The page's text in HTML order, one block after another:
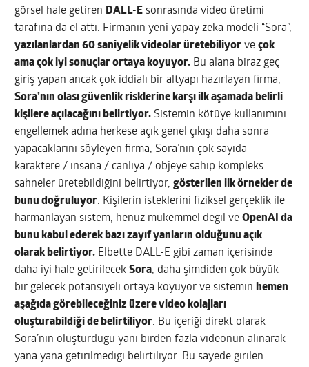
görsel hale getiren DALL-E sonrasında video üretimi
tarafına da el attı. Firmanın yeni yapay zeka modeli “Sora”,
yazılanlardan 60 saniyelik videolar üretebiliyor veçok
ama çok iyi sonuçlar ortaya koyuyor. Bu alana biraz geç
giriş yapan ancak çok iddialı bir altyapı hazırlayan firma,
Sora’nın olası güvenlik risklerine karşı ilk aşamada belirli
kişilere açılacağını belirtiyor. Sistemin kötüye kullanımını
engellemek adına herkese açık genel çıkışı daha sonra
yapacaklarını söyleyen firma, Sora’nın çok sayıda
karaktere / insana / canlıya / objeye sahip kompleks
sahneler üretebildiğini belirtiyor,gösterilen ilk örnekler de
bunu doğruluyor. Kişilerin isteklerini fiziksel gerçeklik ile
harmanlayan sistem, henüz mükemmel değil veOpenAI da
bunu kabul ederek bazı zayıf yanların olduğunu açık
olarak belirtiyor. Elbette DALL-E gibi zaman içerisinde
daha iyi hale getirilecekSora, daha şimdiden çok büyük
bir gelecek potansiyeli ortaya koyuyor ve sistemin hemen
aşağıda görebileceğiniz üzere video kolajları
oluşturabildiği de belirtiliyor. Bu içeriği direkt olarak
Sora’nın oluşturduğu yani birden fazla videonun alınarak
yana yana getirilmediği belirtiliyor. Bu sayede girilen